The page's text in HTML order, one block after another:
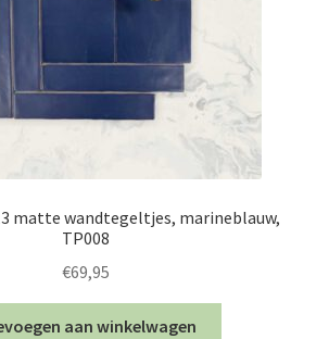
matte wandtegeltjes, marineblauw,
TP008
€69,95
aan winkelwagen